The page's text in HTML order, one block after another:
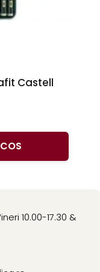
Castell
10.00-17.30 &